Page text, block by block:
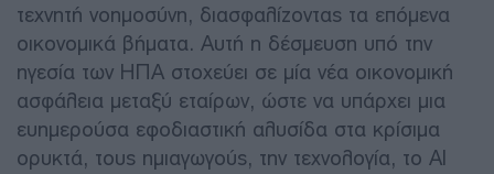
τεχνητή νοημοσύνη, διασφαλίζοντας τα επόμενα
οικονομικά βήματα. Αυτή η δέσμευση υπό την
ηγεσία των ΗΠΑ στοχεύει σε μία νέα οικονομική
ασφάλεια μεταξύ εταίρων, ώστε να υπάρχει μια
ευημερούσα εφοδιαστική αλυσίδα στα κρίσιμα
ορυκτά, τους ημιαγωγούς, την τεχνολογία, το AI